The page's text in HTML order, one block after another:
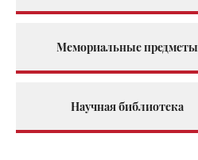
Мемориальные предметы
Научная библиотека